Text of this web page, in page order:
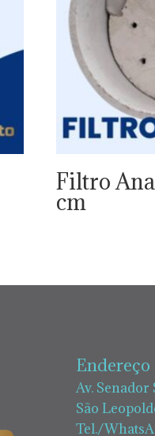
Filtro
cm
Endereço
Av. Senador
São
Tel./